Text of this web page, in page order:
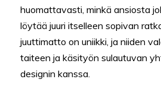
huomattavasti, minkä ansiosta
löytää juuri itselleen sopivan
juuttimatto on uniikki, ja niiden
taiteen ja käsityön sulautuvan
designin kanssa.